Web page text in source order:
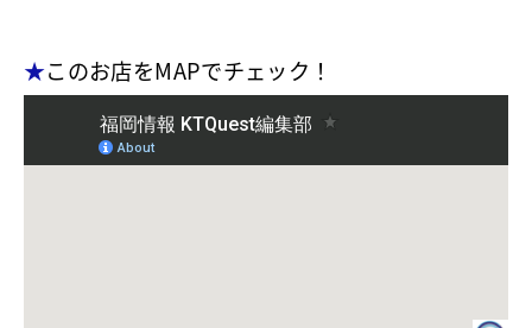
★このお店をMAPでチェック！